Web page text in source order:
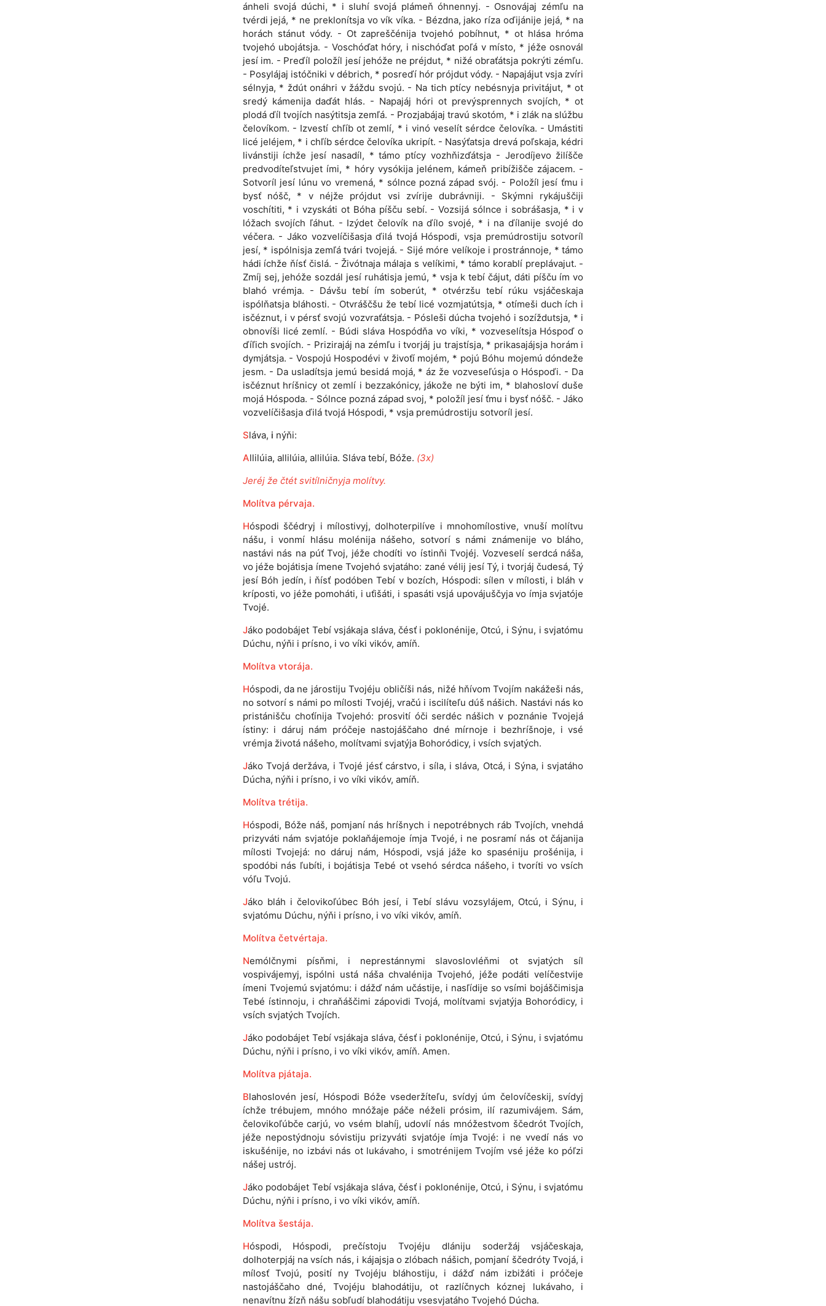
ánheli svojá dúchi, * i sluhí svojá plámeň óhnennyj. - Osnovájaj zémľu na
tvérdi jejá, * ne preklonítsja vo vík víka. - Bézdna, jako ríza oďijánije jejá, * na
horách stánut vódy. - Ot zapreščénija tvojehó pobíhnut, * ot hlása hróma
tvojehó ubojátsja. - Voschóďat hóry, i nischóďat poľá v místo, * jéže osnovál
jesí im. - Preďíl položíl jesí jehóže ne préjdut, * nižé obraťátsja pokrýti zémľu.
- Posylájaj istóčniki v débrich, * posreďí hór prójdut vódy. - Napajájut vsja zvíri
sélnyja, * ždút onáhri v žáždu svojú. - Na tich ptícy nebésnyja privitájut, * ot
sredý kámenija daďát hlás. - Napajáj hóri ot prevýsprennych svojích, * ot
plodá ďíl tvojích nasýtitsja zemľá. - Prozjabájaj travú skotóm, * i zlák na slúžbu
čelovíkom. - Izvestí chľíb ot zemlí, * i vinó veselít sérdce čelovíka. - Umástiti
licé jeléjem, * i chľíb sérdce čelovíka ukripít. - Nasýťatsja drevá poľskaja, kédri
livánstiji íchže jesí nasadíl, * támo ptícy vozhňizďátsja - Jerodíjevo žilíšče
predvodíteľstvujet ími, * hóry vysókija jelénem, kámeň pribížišče zájacem. -
Sotvoríl jesí lúnu vo vremená, * sólnce pozná západ svój. - Položíl jesí ťmu i
bysť nóšč, * v néjže prójdut vsi zvírije dubrávniji. - Skýmni rykájuščiji
voschítiti, * i vzyskáti ot Bóha píšču sebí. - Vozsijá sólnce i sobrášasja, * i v
lóžach svojích ľáhut. - Izýdet čelovík na ďílo svojé, * i na ďílanije svojé do
véčera. - Jáko vozvelíčišasja ďilá tvojá Hóspodi, vsja premúdrostiju sotvoríl
jesí, * ispólnisja zemľá tvári tvojejá. - Sijé móre velíkoje i prostránnoje, * támo
hádi íchže ňísť čislá. - Živótnaja málaja s velíkimi, * támo korablí preplávajut. -
Zmíj sej, jehóže sozdál jesí ruhátisja jemú, * vsja k tebí čájut, dáti píšču ím vo
blahó vrémja. - Dávšu tebí ím soberút, * otvérzšu tebí rúku vsjáčeskaja
ispólňatsja bláhosti. - Otvráščšu že tebí licé vozmjatútsja, * otímeši duch ích i
isčéznut, i v pérsť svojú vozvraťátsja. - Pósleši dúcha tvojehó i sozíždutsja, * i
obnovíši licé zemlí. - Búdi sláva Hospódňa vo víki, * vozveselítsja Hóspoď o
ďíľich svojích. - Prizirajáj na zémľu i tvorjáj ju trajstísja, * prikasajájsja horám i
dymjátsja. - Vospojú Hospodévi v živoťí mojém, * pojú Bóhu mojemú dóndeže
jesm. - Da usladítsja jemú besidá mojá, * áz že vozveseľúsja o Hóspoďi. - Da
isčéznut hríšnicy ot zemlí i bezzakónicy, jákože ne býti im, * blahosloví duše
mojá Hóspoda. - Sólnce pozná západ svoj, * položíl jesí ťmu i bysť nóšč. - Jáko
vozvelíčišasja ďilá tvojá Hóspodi, * vsja premúdrostiju sotvoríl jesí.
Sláva, i nýňi:
Allilúia, allilúia, allilúia. Sláva tebí, Bóže. (3x)
Jeréj že čtét svitílničnyja molítvy.
Molítva pérvaja.
Hóspodi ščédryj i mílostivyj, dolhoterpilíve i mnohomílostive, vnuší molítvu
nášu, i vonmí hlásu molénija nášeho, sotvorí s námi známenije vo bláho,
nastávi nás na púť Tvoj, jéže chodíti vo ístinňi Tvojéj. Vozveselí serdcá náša,
vo jéže bojátisja ímene Tvojehó svjatáho: zané vélij jesí Tý, i tvorjáj čudesá, Tý
jesí Bóh jedín, i ňísť podóben Tebí v bozích, Hóspodi: sílen v mílosti, i bláh v
kríposti, vo jéže pomoháti, i uťišáti, i spasáti vsjá upovájuščyja vo ímja svjatóje
Tvojé.
Jáko podobájet Tebí vsjákaja sláva, čésť i poklonénije, Otcú, i Sýnu, i svjatómu
Dúchu, nýňi i prísno, i vo víki vikóv, amíň.
Molítva vtorája.
Hóspodi, da ne járostiju Tvojéju obličíši nás, nižé hňívom Tvojím nakážeši nás,
no sotvorí s námi po mílosti Tvojéj, vračú i iscilíteľu dúš nášich. Nastávi nás ko
pristánišču choťínija Tvojehó: prosvití óči serdéc nášich v poznánie Tvojejá
ístiny: i dáruj nám próčeje nastojáščaho dné mírnoje i bezhríšnoje, i vsé
vrémja životá nášeho, molítvami svjatýja Bohoródicy, i vsích svjatých.
Jáko Tvojá deržáva, i Tvojé jésť cárstvo, i síla, i sláva, Otcá, i Sýna, i svjatáho
Dúcha, nýňi i prísno, i vo víki vikóv, amíň.
Molítva trétija.
Hóspodi, Bóže náš, pomjaní nás hríšnych i nepotrébnych ráb Tvojích, vnehdá
prizyváti nám svjatóje poklaňájemoje ímja Tvojé, i ne posramí nás ot čájanija
mílosti Tvojejá: no dáruj nám, Hóspodi, vsjá jáže ko spaséniju prošénija, i
spodóbi nás ľubíti, i bojátisja Tebé ot vsehó sérdca nášeho, i tvoríti vo vsích
vóľu Tvojú.
Jáko bláh i čelovikoľúbec Bóh jesí, i Tebí slávu vozsylájem, Otcú, i Sýnu, i
svjatómu Dúchu, nýňi i prísno, i vo víki vikóv, amíň.
Molítva četvértaja.
Nemólčnymi písňmi, i neprestánnymi slavoslovléňmi ot svjatých síl
vospivájemyj, ispólni ustá náša chvalénija Tvojehó, jéže podáti velíčestvije
ímeni Tvojemú svjatómu: i dážď nám učástije, i nasľídije so vsími bojáščimisja
Tebé ístinnoju, i chraňáščimi zápovidi Tvojá, molítvami svjatýja Bohoródicy, i
vsích svjatých Tvojích.
Jáko podobájet Tebí vsjákaja sláva, čésť i poklonénije, Otcú, i Sýnu, i svjatómu
Dúchu, nýňi i prísno, i vo víki vikóv, amíň. Amen.
Molítva pjátaja.
Blahoslovén jesí, Hóspodi Bóže vsederžíteľu, svídyj úm čelovíčeskij, svídyj
íchže trébujem, mnóho mnóžaje páče néželi prósim, ilí razumivájem. Sám,
čelovikoľúbče carjú, vo vsém blahíj, udovlí nás mnóžestvom ščedrót Tvojích,
jéže nepostýdnoju sóvistiju prizyváti svjatóje ímja Tvojé: i ne vvedí nás vo
iskušénije, no izbávi nás ot lukávaho, i smotrénijem Tvojím vsé jéže ko póľzi
nášej ustrój.
Jáko podobájet Tebí vsjákaja sláva, čésť i poklonénije, Otcú, i Sýnu, i svjatómu
Dúchu, nýňi i prísno, i vo víki vikóv, amíň.
Molítva šestája.
Hóspodi, Hóspodi, prečístoju Tvojéju dlániju soderžáj vsjáčeskaja,
dolhoterpjáj na vsích nás, i kájajsja o zlóbach nášich, pomjaní ščedróty Tvojá, i
mílosť Tvojú, posití ny Tvojéju bláhostiju, i dážď nám izbižáti i próčeje
nastojáščaho dné, Tvojéju blahodátiju, ot razlíčnych kóznej lukávaho, i
nenavítnu žízň nášu sobľudí blahodátiju vsesvjatáho Tvojehó Dúcha.